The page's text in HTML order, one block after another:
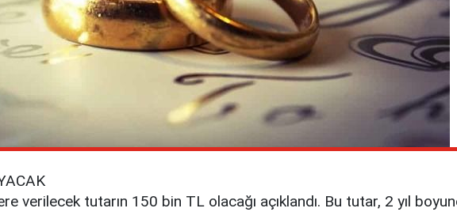
verilecek tutarın 150 bin TL olacağı açıklandı. Bu tutar, 2 yıl